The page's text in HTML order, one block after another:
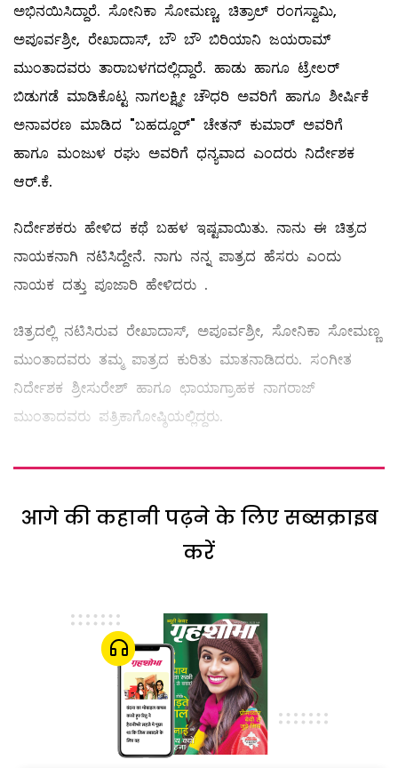
ಅಭಿನಯಿಸಿದ್ದಾರೆ. ಸೋನಿಕಾ ಸೋಮಣ್ಣ, ಚಿತ್ರಾಲ್ ರಂಗಸ್ವಾಮಿ,
ಅಪೂರ್ವಶ್ರೀ, ರೇಖಾದಾಸ್, ಬೌ ಬೌ ಬಿರಿಯಾನಿ ಜಯರಾಮ್
ಮುಂತಾದವರು ತಾರಾಬಳಗದಲ್ಲಿದ್ದಾರೆ. ಹಾಡು ಹಾಗೂ ಟ್ರೇಲರ್
ಬಿಡುಗಡೆ ಮಾಡಿಕೊಟ್ಟ ನಾಗಲಕ್ಷ್ಮೀ ಚೌಧರಿ ಅವರಿಗೆ ಹಾಗೂ ಶೀರ್ಷಿಕೆ
ಅನಾವರಣ ಮಾಡಿದ "ಬಹದ್ದೂರ್" ಚೇತನ್ ಕುಮಾರ್ ಅವರಿಗೆ
ಹಾಗೂ ಮಂಜುಳ ರಘು ಅವರಿಗೆ ಧನ್ಯವಾದ ಎಂದರು ನಿರ್ದೇಶಕ
ಆರ್.ಕೆ.
ನಿರ್ದೇಶಕರು ಹೇಳಿದ ಕಥೆ ಬಹಳ ಇಷ್ಟವಾಯಿತು. ನಾನು ಈ ಚಿತ್ರದ
ನಾಯಕನಾಗಿ ನಟಿಸಿದ್ದೇನೆ. ನಾಗು ನನ್ನ ಪಾತ್ರದ ಹೆಸರು ಎಂದು
ನಾಯಕ ದತ್ತು ಪೂಜಾರಿ ಹೇಳಿದರು .
ಚಿತ್ರದಲ್ಲಿ ನಟಿಸಿರುವ ರೇಖಾದಾಸ್, ಅಪೂರ್ವಶ್ರೀ, ಸೋನಿಕಾ ಸೋಮಣ್ಣ
ಮುಂತಾದವರು ತಮ್ಮ ಪಾತ್ರದ ಕುರಿತು ಮಾತನಾಡಿದರು. ಸಂಗೀತ
ನಿರ್ದೇಶಕ ಶ್ರೀಸುರೇಶ್ ಹಾಗೂ ಛಾಯಾಗ್ರಾಹಕ ನಾಗರಾಜ್
ಮುಂತಾದವರು ಪತ್ರಿಕಾಗೋಷ್ಠಿಯಲ್ಲಿದ್ದರು.
आगे की कहानी पढ़ने के लिए सब्सक्राइब
करें